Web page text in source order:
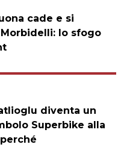
cade e si
lo sfogo
diventa un
Superbike alla